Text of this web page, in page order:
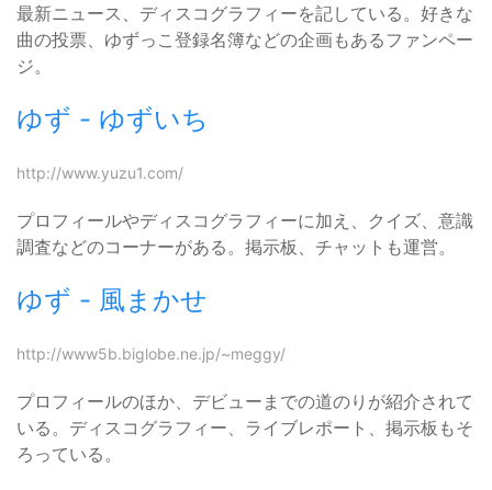
最新ニュース、ディスコグラフィーを記している。好きな
曲の投票、ゆずっこ登録名簿などの企画もあるファンペー
ジ。
ゆず - ゆずいち
http://www.yuzu1.com/
プロフィールやディスコグラフィーに加え、クイズ、意識
調査などのコーナーがある。掲示板、チャットも運営。
ゆず - 風まかせ
http://www5b.biglobe.ne.jp/~meggy/
プロフィールのほか、デビューまでの道のりが紹介されて
いる。ディスコグラフィー、ライブレポート、掲示板もそ
ろっている。